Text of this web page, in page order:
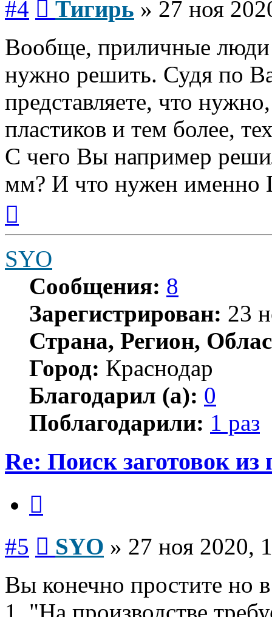
#4 Тигирь » 27 ноя
Вообще, приличные люди
нужно решить. Судя по
представляете, что
пластиков и тем более,
С чего Вы например
мм? И что нужен именно
началу
SYO
Сообщения: 8
Зарегистрирован: 23
Страна, Регион,
Город: Краснодар
Благодарил (а): 0
Поблагодарили: 1 раз
Re: Поиск заготовок из
#5 SYO » 27 ноя 2020,
Вы конечно простите но